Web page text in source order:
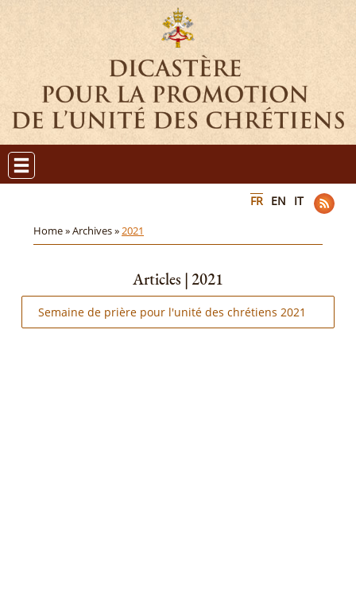
FR EN IT
Home »Archives »2021
Articles | 2021
Semaine de prière pour l'unité des chrétiens 2021